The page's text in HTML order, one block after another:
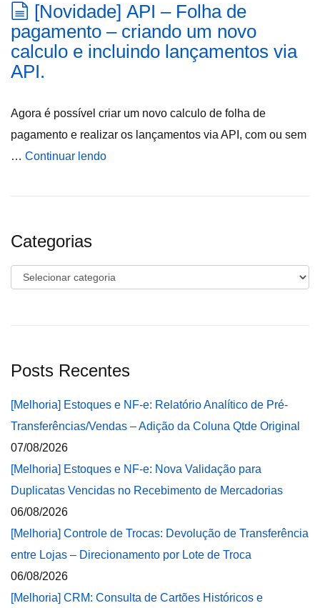
[Novidade] API – Folha de
pagamento – criando um novo
calculo e incluindo lançamentos via
API.
Agora é possível criar um novo calculo de folha de
pagamento e realizar os lançamentos via API, com ou sem
… Continuar lendo
Categorias
Categorias
Posts Recentes
[Melhoria] Estoques e NF-e: Relatório Analítico de Pré-
Transferências/Vendas – Adição da Coluna Qtde Original
07/08/2026
[Melhoria] Estoques e NF-e: Nova Validação para
Duplicatas Vencidas no Recebimento de Mercadorias
06/08/2026
[Melhoria] Controle de Trocas: Devolução de Transferência
entre Lojas – Direcionamento por Lote de Troca
06/08/2026
[Melhoria] CRM: Consulta de Cartões Históricos e